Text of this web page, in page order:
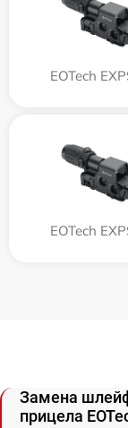
EOTech
EOTech
Замена
прицела